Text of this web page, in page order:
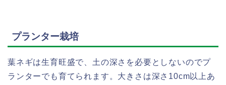
プランター栽培
葉ネギは生育旺盛で、土の深さを必要としないのでプ
ランターでも育てられます。大きさは深さ10cm以上あ